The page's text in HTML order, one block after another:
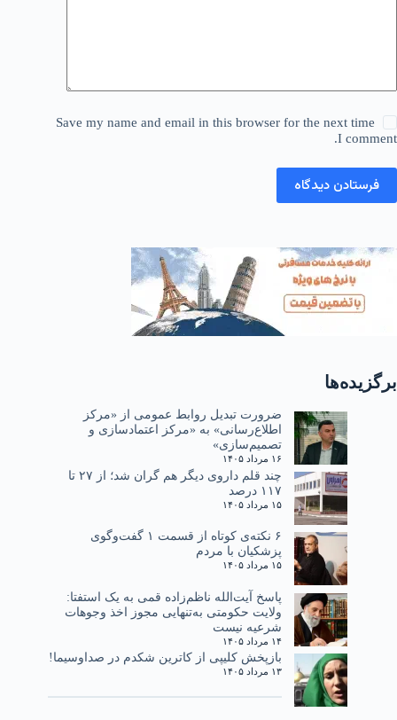
Save my name and email in this browser for the next time
I comment.
فرستادن دیدگاه
برگزیده‌ها
ضرورت تبدیل روابط عمومی از «مرکز
اطلاع‌رسانی» به «مرکز اعتمادسازی و
تصمیم‌سازی»
۱۶ مرداد ۱۴۰۵
چند قلم داروی دیگر هم گران شد؛ از ۲۷ تا
۱۱۷ درصد
۱۵ مرداد ۱۴۰۵
۶ نکته‌ی کوتاه از قسمت ۱ گفت‌وگوی
پزشکیان با مردم
۱۵ مرداد ۱۴۰۵
پاسخ آیت‌الله ناظم‌زاده قمی به یک استفتا:
ولایت حکومتی به‌تنهایی مجوز اخذ وجوهات
شرعیه نیست
۱۴ مرداد ۱۴۰۵
بازپخش کلیپی از کاترین شکدم در صداوسیما!
۱۳ مرداد ۱۴۰۵